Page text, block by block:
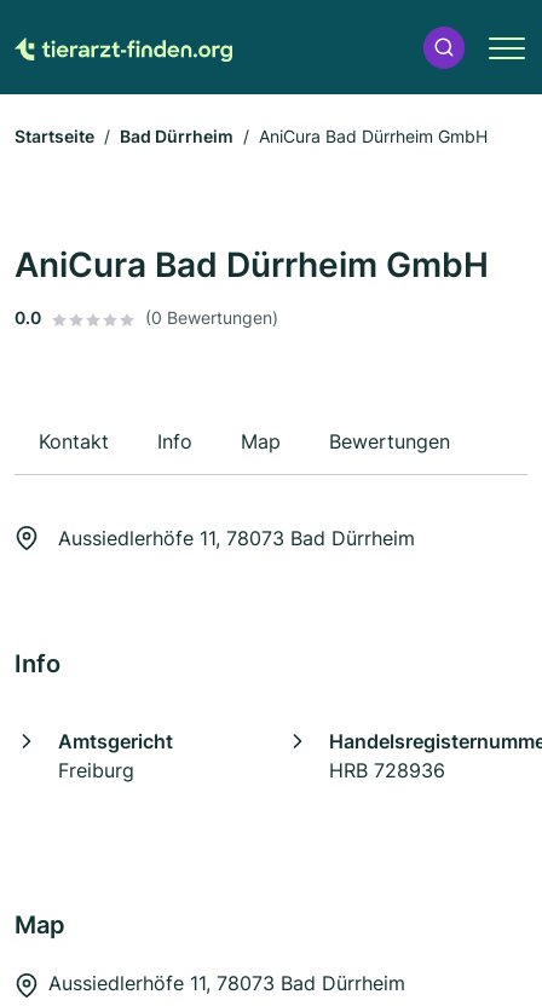
Startseite Bad Dürrheim AniCura Bad Dürrheim GmbH
AniCura Bad Dürrheim GmbH
0.0 (0 Bewertungen)
Kontakt Info Map Bewertungen
Aussiedlerhöfe 11, 78073 Bad Dürrheim
Info
Amtsgericht
Freiburg
HRB 728936
Map
Aussiedlerhöfe 11, 78073 Bad Dürrheim